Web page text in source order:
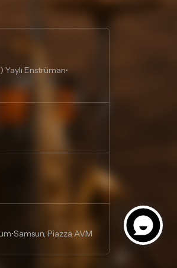
Enstrüman•
•Samsun, Piazza AVM